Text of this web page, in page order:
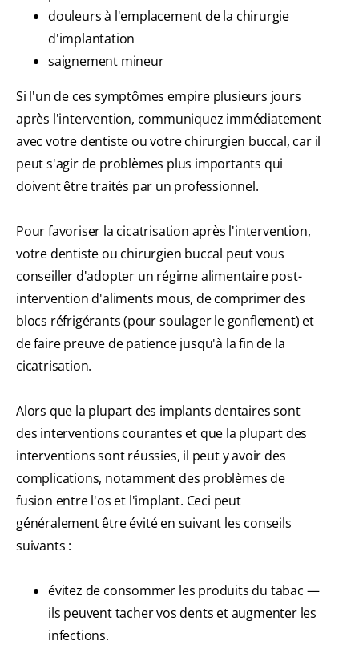
douleurs à l'emplacement de la chirurgie
d'implantation
saignement mineur
Si l'un de ces symptômes empire plusieurs jours
après l'intervention, communiquez immédiatement
avec votre dentiste ou votre chirurgien buccal, car il
peut s'agir de problèmes plus importants qui
doivent être traités par un professionnel.
Pour favoriser la cicatrisation après l'intervention,
votre dentiste ou chirurgien buccal peut vous
conseiller d'adopter un régime alimentaire post-
intervention d'aliments mous, de comprimer des
blocs réfrigérants (pour soulager le gonflement) et
de faire preuve de patience jusqu'à la fin de la
cicatrisation.
Alors que la plupart des implants dentaires sont
des interventions courantes et que la plupart des
interventions sont réussies, il peut y avoir des
complications, notamment des problèmes de
fusion entre l'os et l'implant. Ceci peut
généralement être évité en suivant les conseils
suivants :
évitez de consommer les produits du tabac —
ils peuvent tacher vos dents et augmenter les
infections.